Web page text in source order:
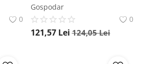
0
Gospodar
0
121,57 Lei 124,05Lei